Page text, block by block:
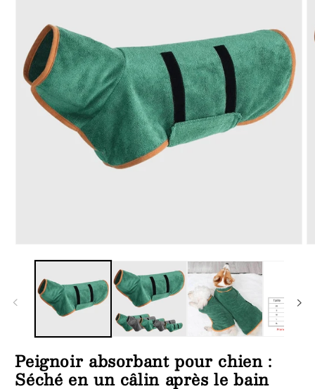
une
Peignoir absorbant pour chien :
Séché en un câlin après le bain